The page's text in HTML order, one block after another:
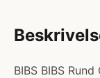
BIBS BIBS